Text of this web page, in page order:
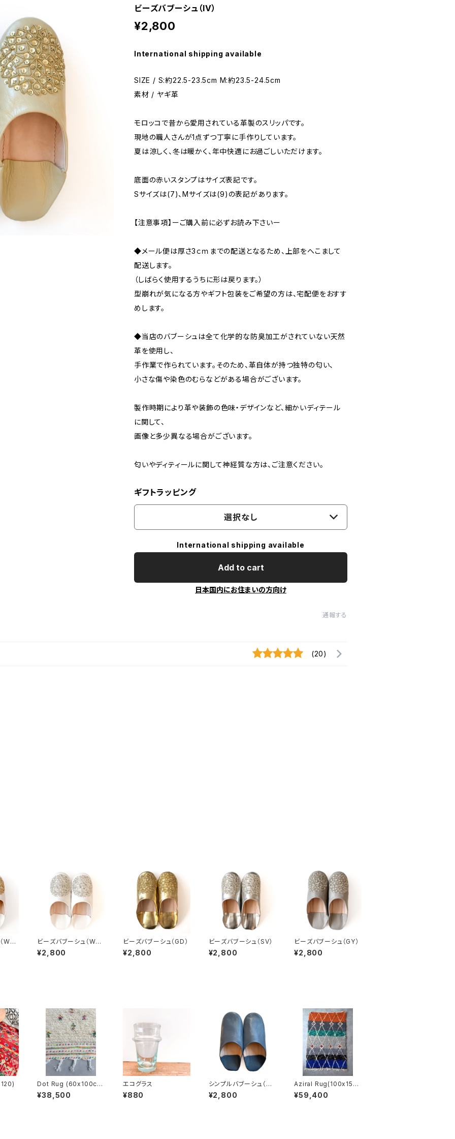
ビーズバブーシュ（IV）
¥2,800
International shipping available
SIZE / S:約22.5-23.5cm M:約23.5-24.5cm
素材 / ヤギ革
モロッコで昔から愛用されている革製のスリッパです。
現地の職人さんが1点ずつ丁寧に手作りしています。
夏は涼しく、冬は暖かく、年中快適にお過ごしいただけます。
底面の赤いスタンプはサイズ表記です。
Sサイズは(7)、Mサイズは(9)の表記があります。
【注意事項】ーご購入前に必ずお読み下さいー
◆メール便は厚さ3ｃｍまでの配送となるため、上部をへこまして
配送します。
（しばらく使用するうちに形は戻ります。）
型崩れが気になる方やギフト包装をご希望の方は、宅配便をおすす
めします。
◆当店のバブーシュは全て化学的な防臭加工がされていない天然
革を使用し、
手作業で作られています。そのため、革自体が持つ独特の匂い、
小さな傷や染色のむらなどがある場合がございます。
製作時期により革や装飾の色味・デザインなど、細かいディテール
に関して、
画像と多少異なる場合がございます。
匂いやディティールに関して神経質な方は、ご注意ください。
ギフトラッピング
選択なし
International shipping available
Add to cart
日本国内にお住まいの方向け
通報する
(20)
WH
ビーズバブーシュ（WH
SV）
¥2,800
ビーズバブーシュ（GD）
¥2,800
ビーズバブーシュ（SV）
¥2,800
ビーズバブーシュ（GY）
¥2,800
Dot Rug (60x100c
m)
¥38,500
エコグラス
¥880
シンプルバブーシュ（D
G）
¥2,800
Aziral Rug(100x150c
m)
¥59,400